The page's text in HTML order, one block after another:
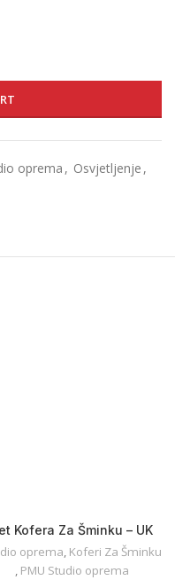
oprema , Osvjetljenje ,
Kofera Za Šminku – UK
oprema, Koferi Za Šminku
, PMU Studio oprema